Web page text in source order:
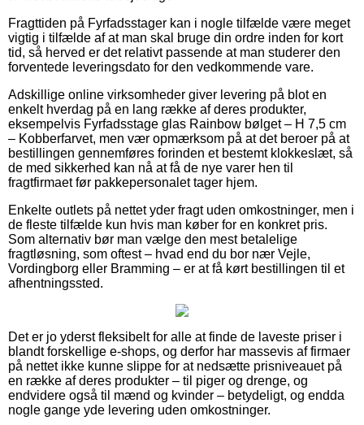
Fragttiden på Fyrfadsstager kan i nogle tilfælde være meget
vigtig i tilfælde af at man skal bruge din ordre inden for kort
tid, så herved er det relativt passende at man studerer den
forventede leveringsdato for den vedkommende vare.
Adskillige online virksomheder giver levering på blot en
enkelt hverdag på en lang række af deres produkter,
eksempelvis Fyrfadsstage glas Rainbow bølget – H 7,5 cm
– Kobberfarvet, men vær opmærksom på at det beroer på at
bestillingen gennemføres forinden et bestemt klokkeslæt, så
de med sikkerhed kan nå at få de nye varer hen til
fragtfirmaet før pakkepersonalet tager hjem.
Enkelte outlets på nettet yder fragt uden omkostninger, men i
de fleste tilfælde kun hvis man køber for en konkret pris.
Som alternativ bør man vælge den mest betalelige
fragtløsning, som oftest – hvad end du bor nær Vejle,
Vordingborg eller Bramming – er at få kørt bestillingen til et
afhentningssted.
Det er jo yderst fleksibelt for alle at finde de laveste priser i
blandt forskellige e-shops, og derfor har massevis af firmaer
på nettet ikke kunne slippe for at nedsætte prisniveauet på
en række af deres produkter – til piger og drenge, og
endvidere også til mænd og kvinder – betydeligt, og endda
nogle gange yde levering uden omkostninger.